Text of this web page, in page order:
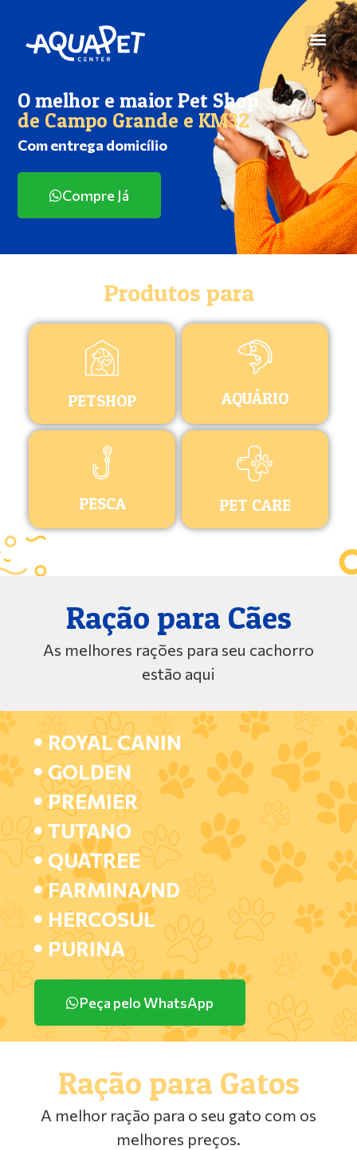
O melhor e maior Pet Shop
de Campo Grande e KM32
Com entrega domicílio
Compre Já
Produtos para
PETSHOP AQUÁRIO
PESCA PET CARE
Ração para Cães
As melhores rações para seu cachorro
estão aqui
ROYAL CANIN
GOLDEN
PREMIER
TUTANO
QUATREE
FARMINA/ND
HERCOSUL
PURINA
Peça pelo WhatsApp
Ração para Gatos
A melhor ração para o seu gato com os
melhores preços.